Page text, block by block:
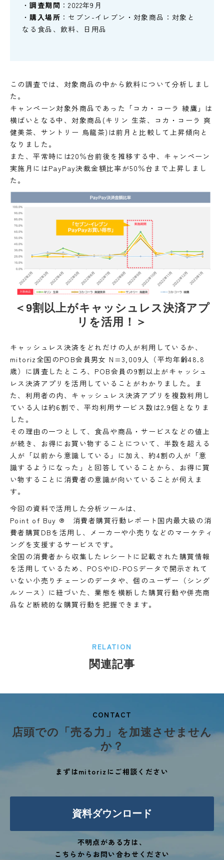
・調査期間 ：2022年9月
・ 購入場所 ：セブン-イレブン・対象商品：対象と
なる食品、飲料、日用品
この調査では、対象商品の中から飲料について分析しまし
た。
キャンペーン対象外商品であった「コカ・コーラ 綾鷹」は
横ばいとなる中、対象商品(キリン 生茶、コカ・コーラ 爽
健美茶、サントリー 烏龍茶)は前月と比較して上昇傾向と
なりました。
また、平常時には20％台前後を推移する中、キャンペーン
実施月にはPayPay決裁金額比率が50％台まで上昇しまし
た。
＜9割以上がキャッシュレス決済アプ
リを活用！＞
キャッシュレス決済をどれだけの人が利用しているか、
mitoriz全国のPOB会員男女 N=3,009人（平均年齢48.8
歳）に調査したところ、POB会員の9割以上がキャッシュ
レス決済アプリを活用していることがわかりました。ま
た、利用者の内、キャッシュレス決済アプリを複数利用し
ている人は約6割で、平均利用サービス数は2.9個となりま
した。
その理由の一つとして、食品や商品・サービスなどの値上
が続き、お得にお買い物することについて、半数を超える
人が「以前から意識している」に加え、約4割の人が「意
識するようになった」と回答していることから、お得に買
い物することに消費者の意識が向いていることが伺えま
す。
今回の資料で活用した分析ツールは、
Point of Buy ® 消費者購買行動レポート国内最大級の消
費者購買DBを活用し、メーカーや小売りなどのマーケティ
ングを支援するサービスです。
全国の消費者から収集したレシートに記載された購買情報
を活用しているため、POSやID-POSデータで開示されて
いない小売りチェーンのデータや、個のユーザー（シング
ルソース）に紐づいた、業態を横断した購買行動や併売商
品など断続的な購買行動を把握できます。
RELATION
関連記事
CONTACT
店頭での「売る力」を加速させません
か？
まずはmitorizにご相談ください
資料ダウンロード
不明点がある方は、
こちらからお問い合わせください